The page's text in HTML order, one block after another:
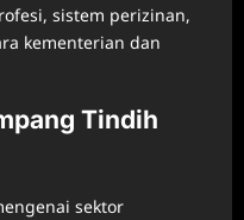
sistem perizinan,
kementerian dan
Tindih
sektor